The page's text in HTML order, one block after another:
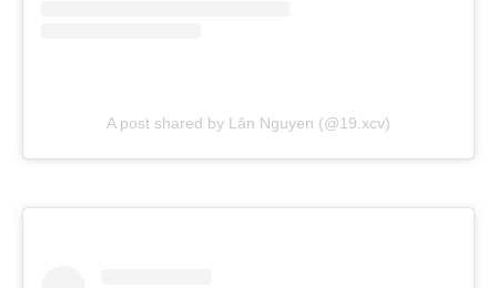
A post shared by Lân Nguyen (@19.xcv)